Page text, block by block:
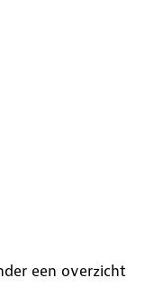
een overzicht